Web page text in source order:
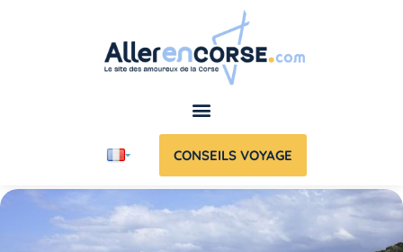
CONSEILS VOYAGE